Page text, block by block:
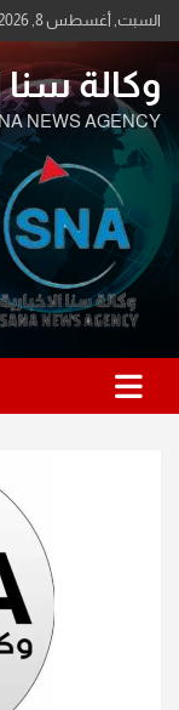
Skip
to
السبت, أغسطس 8, 2026
وكالة سنا
NEWS AGENCY